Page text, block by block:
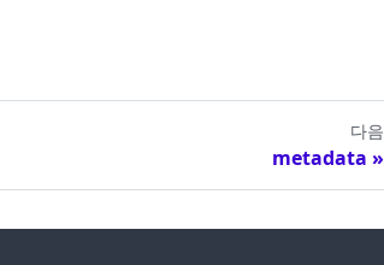
다음
metadata